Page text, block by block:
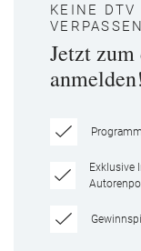
KEINE DTV
VERPASSEN
Jetzt
anmelden!
Exklusive